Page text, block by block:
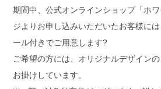
期間中、公式オンラインショップ「ホ
ジよりお申し込みいただいたお客様に
ール付きでご用意します?
ご希望の方には、オリジナルデザイン
お掛けしています。